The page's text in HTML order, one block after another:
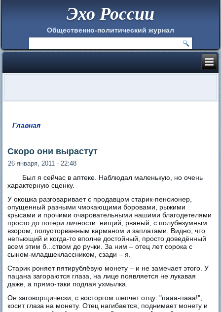
Эхо России
Общественно-политический журнал
Главная
Скоро они вырастут
26 января, 2011 - 22:48
Был я сейчас в аптеке. Наблюдал маленькую, но очень
характерную сценку.
У окошка разговаривает с продавцом старик-пенсионер,
опущенный разными чмокающими боровами, рыжими
крысами и прочими очаровательными нашими благодетелями
просто до потери личности: нищий, рваный, с полубезумным
взором, полуоторванным карманом и заплатами. Видно, что
непьющий и когда-то вполне достойный, просто доведённый
всем этим б...ством до ручки. За ним – отец лет сорока с
сыном-младшеклассником, сзади – я.
Старик роняет пятирублёвую монету – и не замечает этого. У
пацана загораются глаза, на лице появляется не лукавая
даже, а прямо-таки подлая ухмылка.
Он заговорщически, с восторгом шепчет отцу: "пааа-пааа!",
косит глаза на монету. Отец нагибается, поднимает монету и